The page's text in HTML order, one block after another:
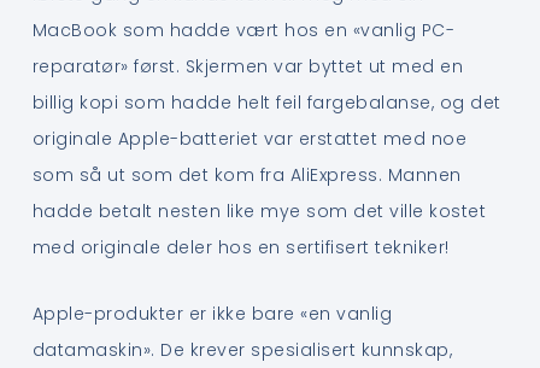
MacBook som hadde vært hos en «vanlig PC-
reparatør» først. Skjermen var byttet ut med en
billig kopi som hadde helt feil fargebalanse, og det
originale Apple-batteriet var erstattet med noe
som så ut som det kom fra AliExpress. Mannen
hadde betalt nesten like mye som det ville kostet
med originale deler hos en sertifisert tekniker!
Apple-produkter er ikke bare «en vanlig
datamaskin». De krever spesialisert kunnskap,